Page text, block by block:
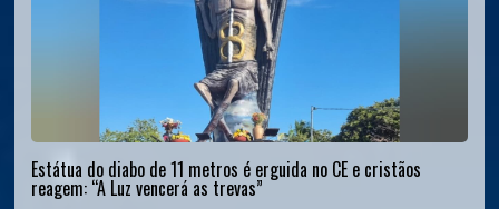
Estátua do diabo de 11 metros é erguida no CE e cristãos
reagem: “A Luz vencerá as trevas”